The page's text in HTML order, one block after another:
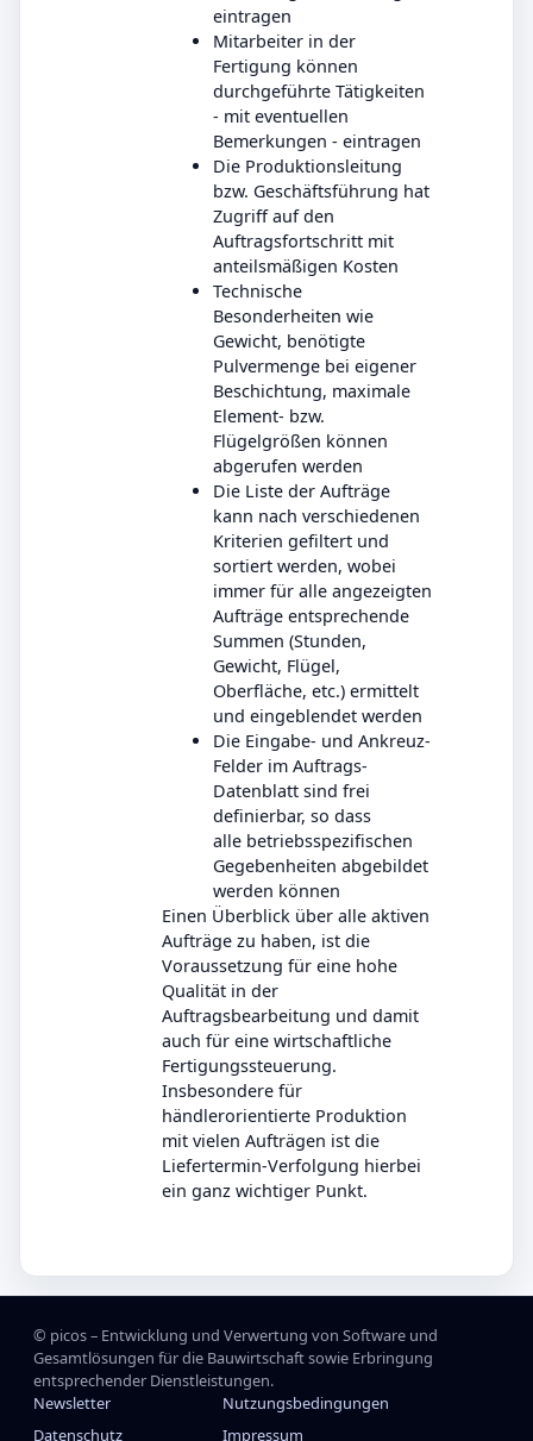
eintragen
Mitarbeiter in der
Fertigung können
durchgeführte Tätigkeiten
- mit eventuellen
Bemerkungen - eintragen
Die Produktionsleitung
bzw. Geschäftsführung hat
Zugriff auf den
Auftragsfortschritt mit
anteilsmäßigen Kosten
Technische
Besonderheiten wie
Gewicht, benötigte
Pulvermenge bei eigener
Beschichtung, maximale
Element- bzw.
Flügelgrößen können
abgerufen werden
Die Liste der Aufträge
kann nach verschiedenen
Kriterien gefiltert und
sortiert werden, wobei
immer für alle angezeigten
Aufträge entsprechende
Summen (Stunden,
Gewicht, Flügel,
Oberfläche, etc.) ermittelt
und eingeblendet werden
Die Eingabe- und Ankreuz-
Felder im Auftrags-
Datenblatt sind frei
definierbar, so dass
alle betriebsspezifischen
Gegebenheiten abgebildet
werden können
Einen Überblick über alle aktiven
Aufträge zu haben, ist die
Voraussetzung für eine hohe
Qualität in der
Auftragsbearbeitung und damit
auch für eine wirtschaftliche
Fertigungssteuerung.
Insbesondere für
händlerorientierte Produktion
mit vielen Aufträgen ist die
Liefertermin-Verfolgung hierbei
ein ganz wichtiger Punkt.
© picos – Entwicklung und Verwertung von Software und
Gesamtlösungen für die Bauwirtschaft sowie Erbringung
entsprechender Dienstleistungen.
Newsletter
Nutzungsbedingungen
Datenschutz
Impressum